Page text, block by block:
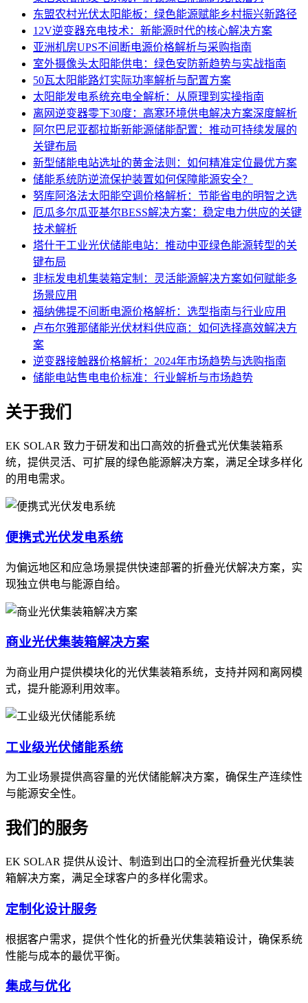
东盟农村光伏太阳能板：绿色能源赋能乡村振兴新路径
12V逆变器充电技术：新能源时代的核心解决方案
亚洲机房UPS不间断电源价格解析与采购指南
室外摄像头太阳能供电：绿色安防新趋势与实战指南
50瓦太阳能路灯实际功率解析与配置方案
太阳能发电系统充电全解析：从原理到实操指南
离网逆变器零下30度：高寒环境供电解决方案深度解析
阿尔巴尼亚都拉斯新能源储能配置：推动可持续发展的
关键布局
新型储能电站选址的黄金法则：如何精准定位最优方案
储能系统防逆流保护装置如何保障能源安全？
努库阿洛法太阳能空调价格解析：节能省电的明智之选
厄瓜多尔瓜亚基尔BESS解决方案：稳定电力供应的关键
技术解析
塔什干工业光伏储能电站：推动中亚绿色能源转型的关
键布局
非标发电机集装箱定制：灵活能源解决方案如何赋能多
场景应用
福纳佛提不间断电源价格解析：选型指南与行业应用
卢布尔雅那储能光伏材料供应商：如何选择高效解决方
案
逆变器接触器价格解析：2024年市场趋势与选购指南
储能电站售电电价标准：行业解析与市场趋势
关于我们
EK SOLAR 致力于研发和出口高效的折叠式光伏集装箱系
统，提供灵活、可扩展的绿色能源解决方案，满足全球多样化
的用电需求。
便携式光伏发电系统
为偏远地区和应急场景提供快速部署的折叠光伏解决方案，实
现独立供电与能源自给。
商业光伏集装箱解决方案
为商业用户提供模块化的光伏集装箱系统，支持并网和离网模
式，提升能源利用效率。
工业级光伏储能系统
为工业场景提供高容量的光伏储能解决方案，确保生产连续性
与能源安全性。
我们的服务
EK SOLAR 提供从设计、制造到出口的全流程折叠光伏集装
箱解决方案，满足全球客户的多样化需求。
定制化设计服务
根据客户需求，提供个性化的折叠光伏集装箱设计，确保系统
性能与成本的最优平衡。
集成与优化